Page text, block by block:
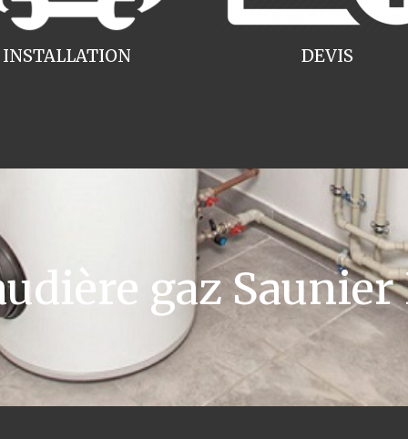
INSTALLATION DEVIS
gaz